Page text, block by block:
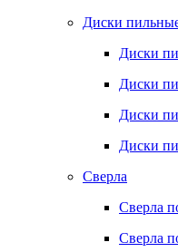
Диски
Диски
Диски
Диски
Диски
Сверла
Сверла
Сверла